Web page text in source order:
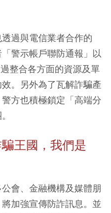
過與電信業者合作的
警示帳戶聯防通報」以
整合各方面的資源及單
。另外為了瓦解詐騙產
方也積極鎖定「高端分
王國，我們是
會、金融機構及媒體朋
加強宣傳防詐訊息。並